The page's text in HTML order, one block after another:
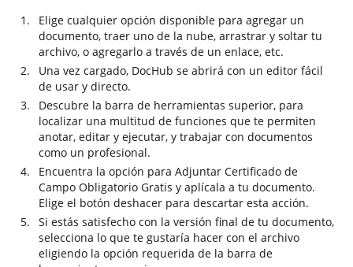
Elige cualquier opción disponible para agregar un
documento, traer uno de la nube, arrastrar y soltar tu
archivo, o agregarlo a través de un enlace, etc.
Una vez cargado, DocHub se abrirá con un editor fácil
de usar y directo.
Descubre la barra de herramientas superior, para
localizar una multitud de funciones que te permiten
anotar, editar y ejecutar, y trabajar con documentos
como un profesional.
Encuentra la opción para Adjuntar Certificado de
Campo Obligatorio Gratis y aplícala a tu documento.
Elige el botón deshacer para descartar esta acción.
Si estás satisfecho con la versión final de tu documento,
selecciona lo que te gustaría hacer con el archivo
eligiendo la opción requerida de la barra de